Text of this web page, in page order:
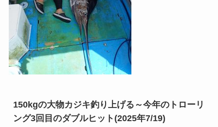
150kgの大物カジキ釣り上げる～今年のトローリ
ング3回目のダブルヒット(2025年7/19)